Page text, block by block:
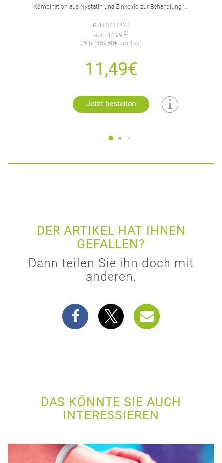
Kombination aus Nystatin und Zinkoxid zur Behandlung von Hautentzündungen. Anwendbar bei Babys, Kindern und Erwachsenen.
PZN 3737422
statt 14,99 2)
25 G (459,60€ pro 1kg)
11,49€
Jetzt bestellen
DER ARTIKEL HAT IHNEN
GEFALLEN?
Dann teilen Sie ihn doch mit
anderen.
DAS KÖNNTE SIE AUCH
INTERESSIEREN